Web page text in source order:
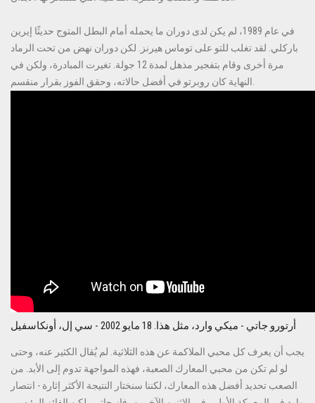
في عام 1989، لم يكن لدى دوران ما يحمله أمام البطل المتوج حديثًا إيرين
باركلي. لقد تغلب للتو على توماس هيرنز. لكن دوران نهض من تحت الرماد
مرة أخرى وقام بتفجير مذهل لمدة 12 جولة. تغيرت المبادرة، ولكن في
النهاية كان روبرتو في أفضل حالاته، وحقق الفوز بقرار منقسم.
أرتورو جاتي - ميكي وارد، مثل هذا. 18 مايو 2002 - سي إل، أونكاسفيل
يجب أن يعرف كل محبي الملاكمة عن هذه الثلاثية. لم يُقال الكثير عنه، وحتى
لو لم تكن من محبي المعارك الصعبة، فهذه المواجهة تدوم إلى الأبد. من
الصعب تحديد أفضل هذه المعارك، لكننا سنختار النتيجة الأكثر إثارة - انتصار